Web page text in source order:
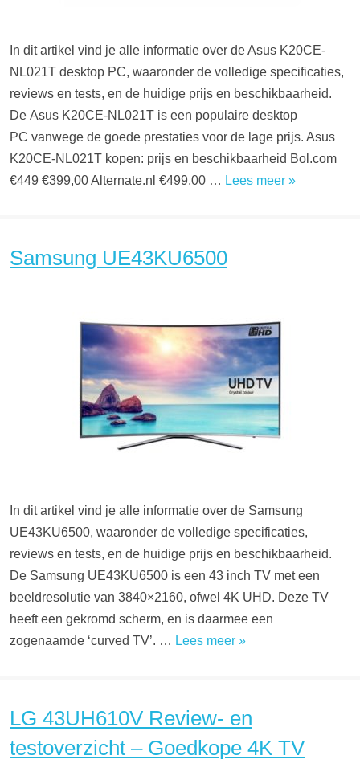
In dit artikel vind je alle informatie over de Asus K20CE-
NL021T desktop PC, waaronder de volledige specificaties,
reviews en tests, en de huidige prijs en beschikbaarheid.
De Asus K20CE-NL021T is een populaire desktop
PC vanwege de goede prestaties voor de lage prijs. Asus
K20CE-NL021T kopen: prijs en beschikbaarheid Bol.com
€449 €399,00 Alternate.nl €499,00 … Lees meer »
Samsung UE43KU6500
In dit artikel vind je alle informatie over de Samsung
UE43KU6500, waaronder de volledige specificaties,
reviews en tests, en de huidige prijs en beschikbaarheid.
De Samsung UE43KU6500 is een 43 inch TV met een
beeldresolutie van 3840×2160, ofwel 4K UHD. Deze TV
heeft een gekromd scherm, en is daarmee een
zogenaamde ‘curved TV’. … Lees meer »
LG 43UH610V Review- en
testoverzicht – Goedkope 4K TV